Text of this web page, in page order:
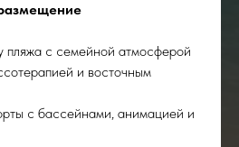
пляжа с семейной атмосферой
и восточным
с бассейнами, анимацией и